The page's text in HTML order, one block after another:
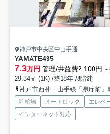
神戸市中央区中山手通
YAMATE435
7.3万円 管理/共益費2,100円
29.34㎡ (1K) /築18年 /8階建
神戸市西神・山手線「県庁前」
駐輪場 オートロック エレベ
インターネット対応